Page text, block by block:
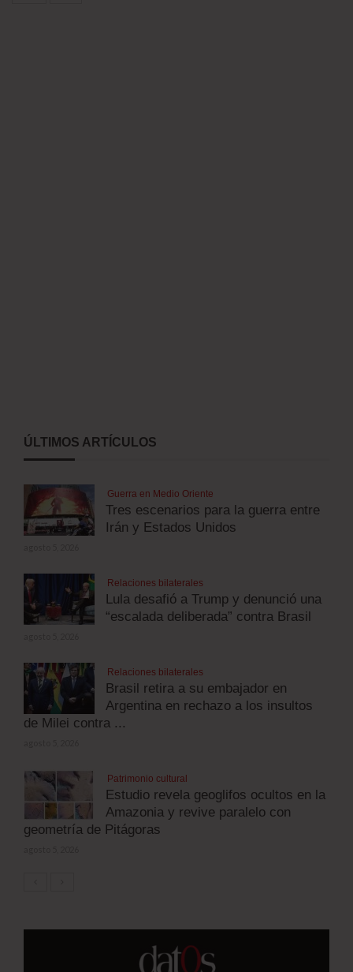
ÚLTIMOS ARTÍCULOS
Guerra en Medio Oriente
Tres escenarios para la guerra entre
Irán y Estados Unidos
Relaciones bilaterales
Lula desafió a Trump y denunció una
“escalada deliberada” contra Brasil
Relaciones bilaterales
Brasil retira a su embajador en
Argentina en rechazo a los insultos
de Milei contra ...
Patrimonio cultural
Estudio revela geoglifos ocultos en la
Amazonia y revive paralelo con
geometría de Pitágoras